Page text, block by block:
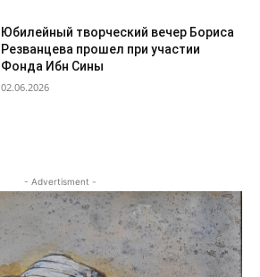
Юбилейный творческий вечер Бориса
Резванцева прошел при участии
Фонда Ибн Сины
02.06.2026
- Advertisment -